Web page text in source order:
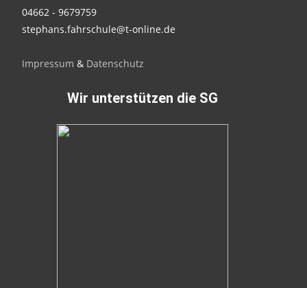
04662 - 9679759
stephans.fahrschule@t-online.de
Impressum & Datenschutz
Wir unterstützen die SG